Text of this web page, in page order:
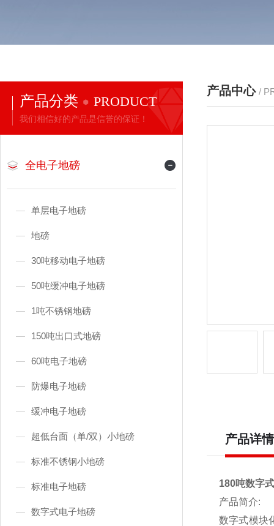
产品分类 PRODUCT
我们相信好的产品是信誉的保证！
全电子地磅
单层电子地磅
地磅
30吨移动电子地磅
50吨缓冲电子地磅
1吨不锈钢地磅
150吨出口式地磅
60吨电子地磅
防爆电子地磅
缓冲电子地磅
超低台面（单/双）小地磅
标准不锈钢小地磅
标准电子地磅
数字式电子地磅
产品中心 /
产品详情
180吨数字
产品简介:
数字式模块